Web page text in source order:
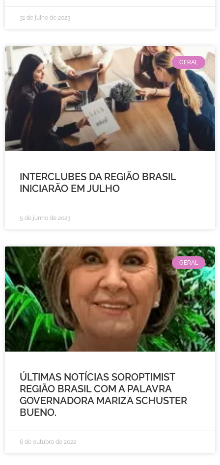
31 de julho de 2023
GERAL
INTERCLUBES DA REGIÃO BRASIL
INICIARÃO EM JULHO
5 de junho de 2023
GERAL
ÚLTIMAS NOTÍCIAS SOROPTIMIST
REGIÃO BRASIL COM A PALAVRA
GOVERNADORA MARIZA SCHUSTER
BUENO.
6 de outubro de 2022